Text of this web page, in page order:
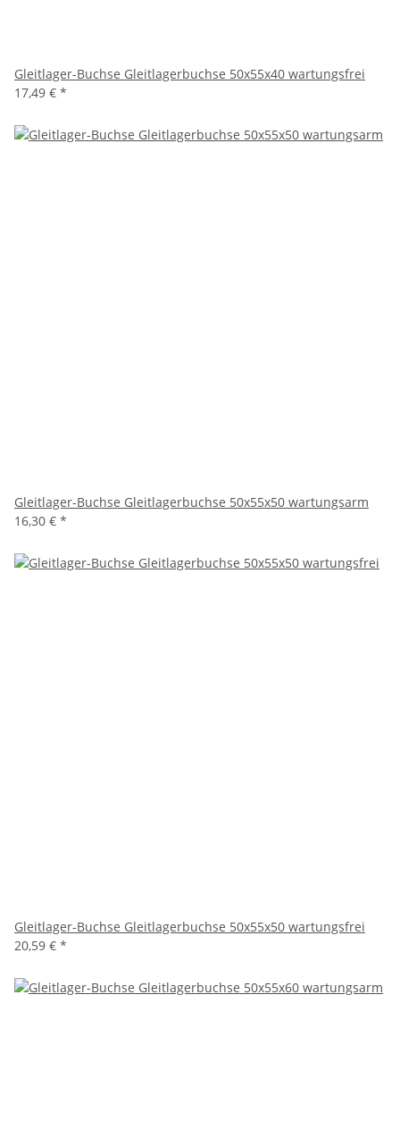
Gleitlager-Buchse Gleitlagerbuchse 50x55x40 wartungsfrei
17,49 € *
Gleitlager-Buchse Gleitlagerbuchse 50x55x50 wartungsarm
16,30 € *
Gleitlager-Buchse Gleitlagerbuchse 50x55x50 wartungsfrei
20,59 € *